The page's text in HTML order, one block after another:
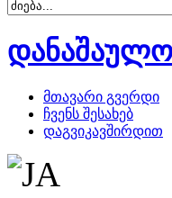
მთავარი გვერდი
ჩვენს შესახებ
დაგვიკავშირდით